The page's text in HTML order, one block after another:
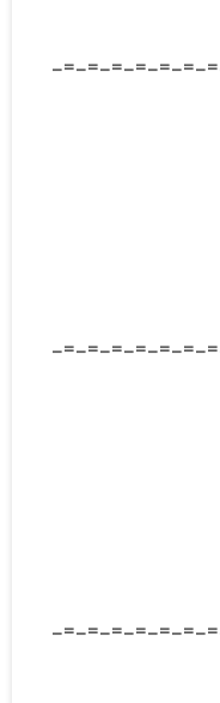
-=-=-=-=-=-=-
-=-=-=-=-=-=-
-=-=-=-=-=-=-